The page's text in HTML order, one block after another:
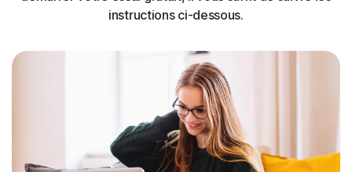
instructions ci-dessous.